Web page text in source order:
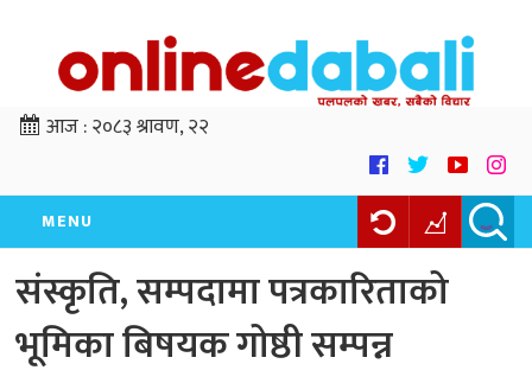
आज :२०८३ श्रावण, २२
MENU
संस्कृति, सम्पदामा पत्रकारिताको
भूमिका बिषयक गोष्ठी सम्पन्न